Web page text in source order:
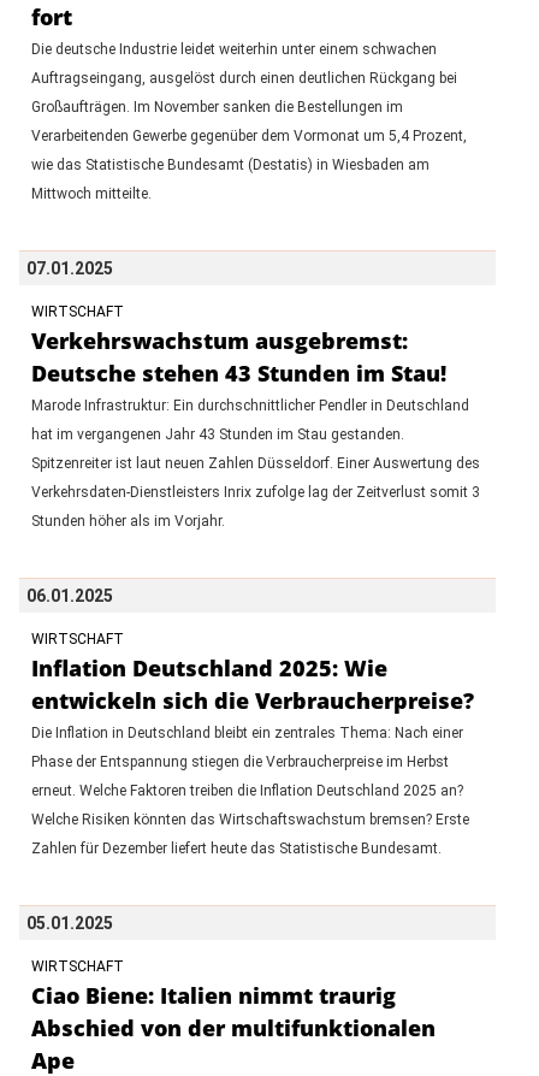
fort
Die deutsche Industrie leidet weiterhin unter einem schwachen
Auftragseingang, ausgelöst durch einen deutlichen Rückgang bei
Großaufträgen. Im November sanken die Bestellungen im
Verarbeitenden Gewerbe gegenüber dem Vormonat um 5,4 Prozent,
wie das Statistische Bundesamt (Destatis) in Wiesbaden am
Mittwoch mitteilte.
07.01.2025
WIRTSCHAFT
Verkehrswachstum ausgebremst:
Deutsche stehen 43 Stunden im Stau!
Marode Infrastruktur: Ein durchschnittlicher Pendler in Deutschland
hat im vergangenen Jahr 43 Stunden im Stau gestanden.
Spitzenreiter ist laut neuen Zahlen Düsseldorf. Einer Auswertung des
Verkehrsdaten-Dienstleisters Inrix zufolge lag der Zeitverlust somit 3
Stunden höher als im Vorjahr.
06.01.2025
WIRTSCHAFT
Inflation Deutschland 2025: Wie
entwickeln sich die Verbraucherpreise?
Die Inflation in Deutschland bleibt ein zentrales Thema: Nach einer
Phase der Entspannung stiegen die Verbraucherpreise im Herbst
erneut. Welche Faktoren treiben die Inflation Deutschland 2025 an?
Welche Risiken könnten das Wirtschaftswachstum bremsen? Erste
Zahlen für Dezember liefert heute das Statistische Bundesamt.
05.01.2025
WIRTSCHAFT
Ciao Biene: Italien nimmt traurig
Abschied von der multifunktionalen
Ape